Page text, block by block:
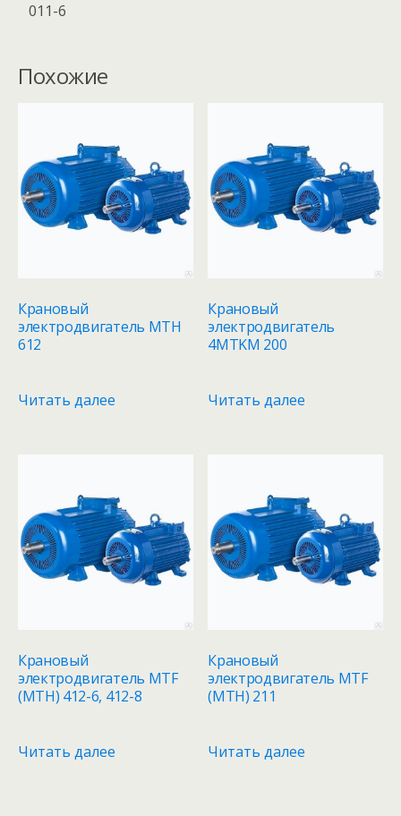
011-6
Похожие
Крановый
электродвигатель MTH
612
Читать далее
Крановый
электродвигатель
4MTKM 200
Читать далее
Крановый
электродвигатель MTF
(MTH) 412-6, 412-8
Читать далее
Крановый
электродвигатель MTF
(MTH) 211
Читать далее